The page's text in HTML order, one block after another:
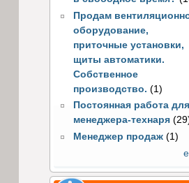
Продам
оборудование,
приточные установки,
щиты автоматики.
Собственное
производство. (1)
Постоянная работа для
менеджера-технаря
Менеджер продаж (1)